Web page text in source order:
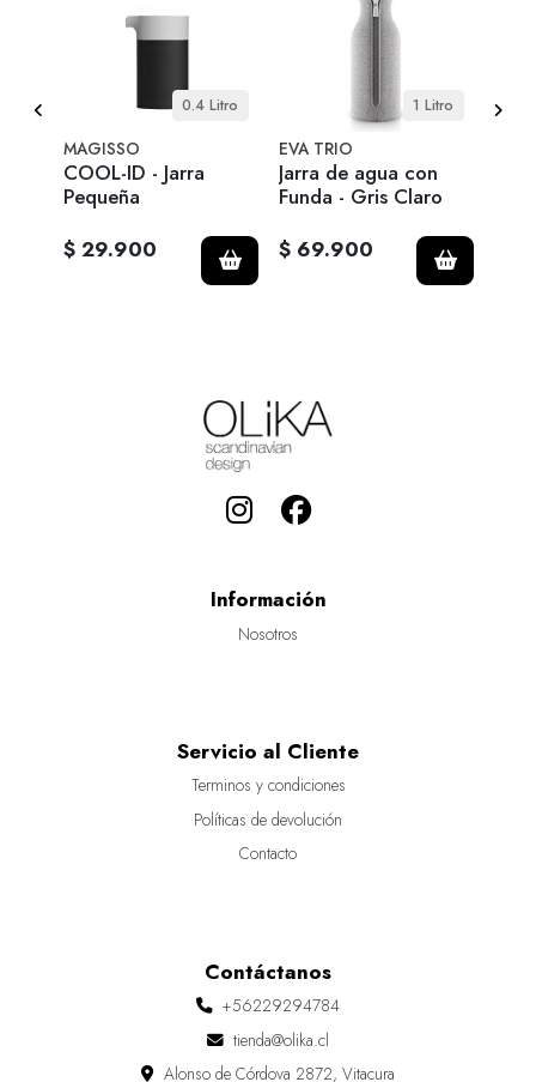
0.4 Litro
MAGISSO
COOL-ID - Jarra
Pequeña
$ 29.900
1 Litro
EVA TRIO
Jarra de agua con
Funda - Gris Claro
$ 69.900
Información
Nosotros
Servicio al Cliente
Terminos y condiciones
Políticas de devolución
Contacto
Contáctanos
+56229294784
tienda@olika.cl
Alonso de Córdova 2872, Vitacura